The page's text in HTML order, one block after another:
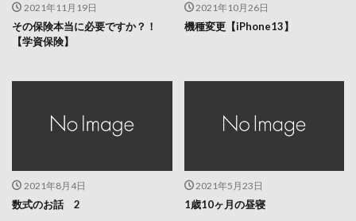
2021年11月19日
その保険本当に必要ですか？！
【学資保険】
2021年10月26日
機種変更【iPhone13】
2021年8月4日
数式のお話 2
2021年5月23日
1歳10ヶ月の昼寝